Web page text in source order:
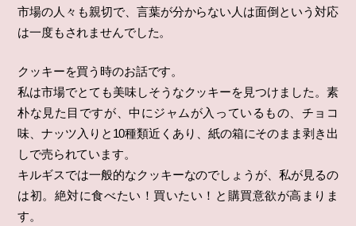
市場の人々も親切で、言葉が分からない人は面倒という対応
は一度もされませんでした。
クッキーを買う時のお話です。
私は市場でとても美味しそうなクッキーを見つけました。素
朴な見た目ですが、中にジャムが入っているもの、チョコ
味、ナッツ入りと10種類近くあり、紙の箱にそのまま剥き出
しで売られています。
キルギスでは一般的なクッキーなのでしょうが、私が見るの
は初。絶対に食べたい！買いたい！と購買意欲が高まりま
す。